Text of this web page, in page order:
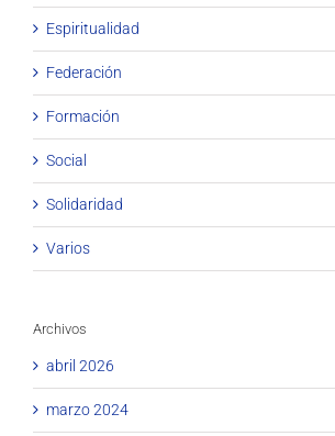
Espiritualidad
Federación
Formación
Social
Solidaridad
Varios
Archivos
abril 2026
marzo 2024